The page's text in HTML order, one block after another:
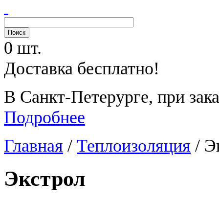
0 шт.
Доставка бесплатно!
В Санкт-Петерурге, при
Подробнее
Главная / Теплоизоляция /
Экстрол